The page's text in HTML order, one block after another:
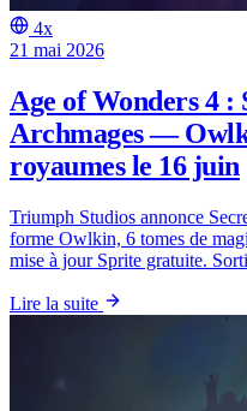
4x
21 mai 2026
Age of Wonders 4 :
Archmages —
royaumes le 16 juin
Triumph Studios annonce
forme Owlkin, 6 tomes de
mise à jour Sprite gratuite.
Lire la suite